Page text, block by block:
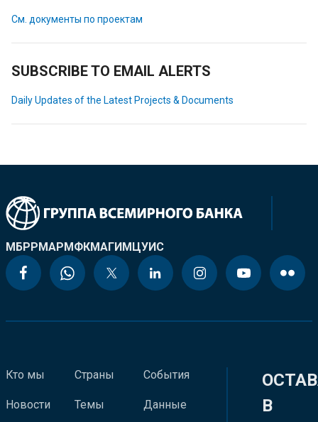
См. документы по проектам
SUBSCRIBE TO EMAIL ALERTS
Daily Updates of the Latest Projects & Documents
МБРРМАРМФКМАГИМЦУИС
Кто мы
Новости
Страны
Темы
События
Данные
В